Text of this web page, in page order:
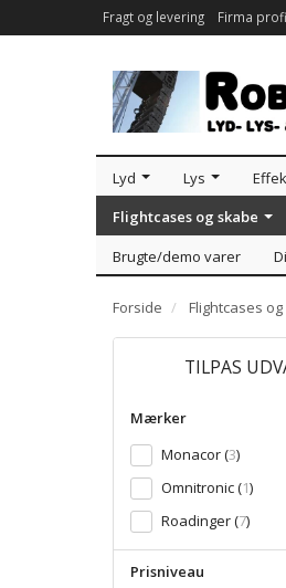
Fragt og levering Firma
Lyd Lys
Flightcases og skabe
Brugte/demo varer
Forside Flightcases
TILPAS
Mærker
Monacor(3)
Omnitronic(1)
Roadinger(7)
Prisniveau